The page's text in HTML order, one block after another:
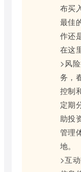
布买
最佳
作还
在这
>风
务，
控制
定期
助投
管理
地。
>互